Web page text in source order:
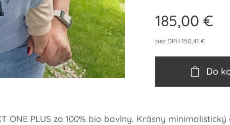
185,00 €
bez DPH 150,41 €
Do
ONE PLUS zo 100% bio bavlny. Krásny